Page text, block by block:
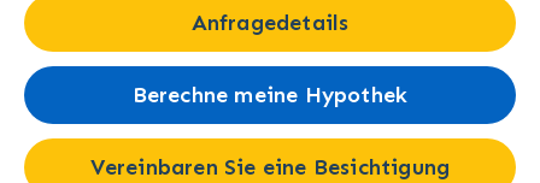
Anfragedetails
Berechne meine Hypothek
Vereinbaren Sie eine Besichtigung